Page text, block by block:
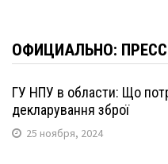
ОФИЦИАЛЬНО:
ГУ НПУ в области: Що
декларування зброї
25 ноября, 2024